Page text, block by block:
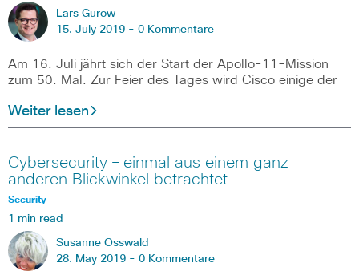
Lars Gurow
15. July 2019 - 0 Kommentare
Am 16. Juli jährt sich der Start der Apollo-11-Mission
zum 50. Mal. Zur Feier des Tages wird Cisco einige der
Weiter lesen
Cybersecurity – einmal aus einem ganz
anderen Blickwinkel betrachtet
Security
1 min read
Susanne Osswald
28. May 2019 - 0 Kommentare